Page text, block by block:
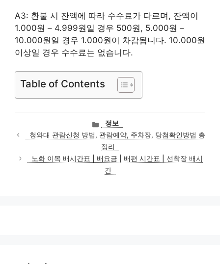
A3: 환불 시 잔액에 따라 수수료가 다르며, 잔액이
1.000원 – 4.999원일 경우 500원, 5.000원 –
10.000원일 경우 1.000원이 차감됩니다. 10.000원
이상일 경우 수수료는 없습니다.
Table of Contents
카
테
고
리
정보
청와대 관람신청 방법, 관람예약, 주차장, 당첨확인방법 총
정리
노화 이목 배시간표 | 배요금 | 배편 시간표 | 선착장 배시
간